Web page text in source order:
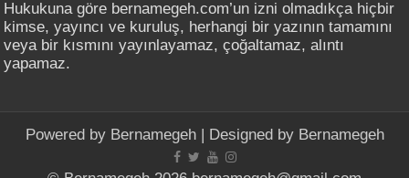
Hukukuna göre bernamegeh.com’un izni olmadıkça hiçbir
kimse, yayıncı ve kuruluş, herhangi bir yazının tamamını
veya bir kısmını yayınlayamaz, çoğaltamaz, alıntı
yapamaz.
Powered by Bernamegeh| Designed by Bernamegeh